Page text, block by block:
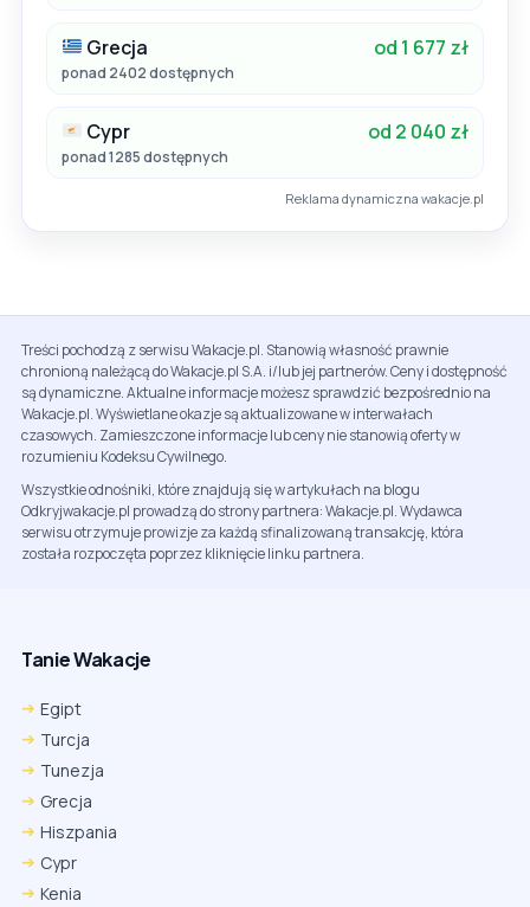
Grecja od 1 677 zł
ponad 2402 dostępnych
Cypr od 2 040 zł
ponad 1285 dostępnych
Reklama dynamiczna wakacje.pl
Treści pochodzą z serwisu Wakacje.pl. Stanowią własność prawnie
chronioną należącą do Wakacje.pl S.A. i/lub jej partnerów. Ceny i dostępność
są dynamiczne. Aktualne informacje możesz sprawdzić bezpośrednio na
Wakacje.pl. Wyświetlane okazje są aktualizowane w interwałach
czasowych. Zamieszczone informacje lub ceny nie stanowią oferty w
rozumieniu Kodeksu Cywilnego.
Wszystkie odnośniki, które znajdują się w artykułach na blogu
Odkryjwakacje.pl prowadzą do strony partnera: Wakacje.pl. Wydawca
serwisu otrzymuje prowizje za każdą sfinalizowaną transakcję, która
została rozpoczęta poprzez kliknięcie linku partnera.
Tanie Wakacje
Egipt
Turcja
Tunezja
Grecja
Hiszpania
Cypr
Kenia